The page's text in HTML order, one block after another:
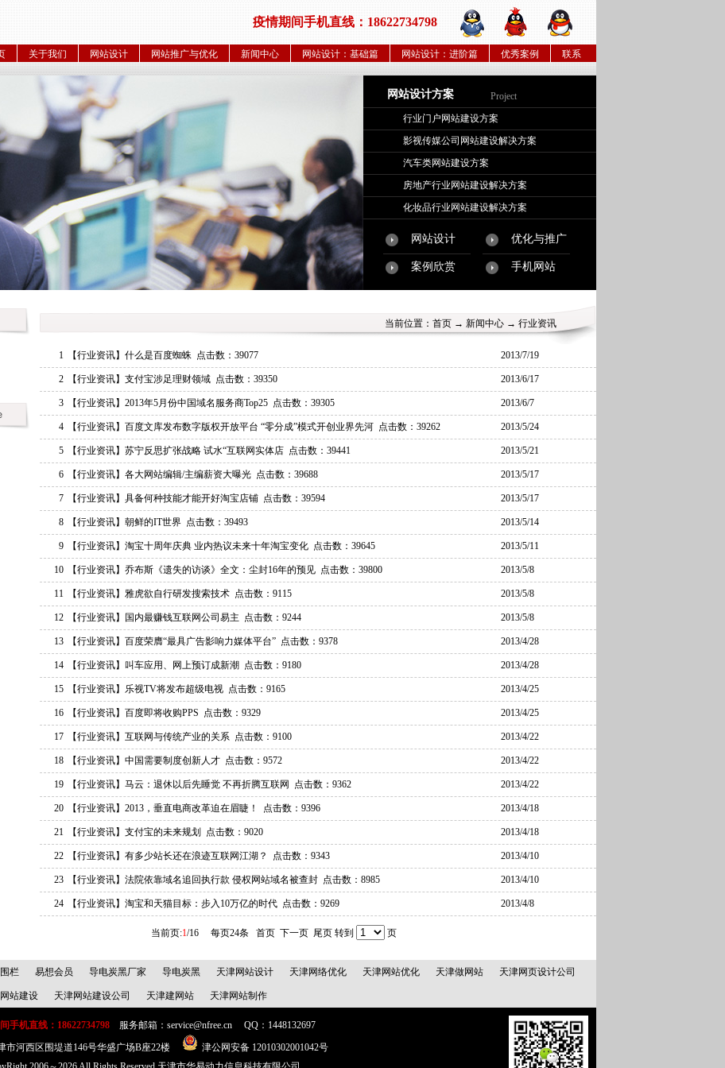
疫情期间手机直线：18622734798
关于我们 网站设计 网站推广与优化 新闻中心 网站设计：基础篇 网站设计：进阶篇 优秀案例 联系
网站设计方案
Project
行业门户网站建设方案
影视传媒公司网站建设解决方案
汽车类网站建设方案
房地产行业网站建设解决方案
化妆品行业网站建设解决方案
网站设计 优化与推广
案例欣赏 手机网站
当前位置： 首页 → 新闻中心 → 行业资讯
【行业资讯】 什么是百度蜘蛛 点击数：39077
1 2013/7/19
【行业资讯】 支付宝涉足理财领域 点击数：39350
2 2013/6/17
【行业资讯】 2013年5月份中国域名服务商Top25 点击数：39305
3 2013/6/7
【行业资讯】 百度文库发布数字版权开放平台 “零分成”模式开创业界先河 点击数：39262
4 2013/5/24
【行业资讯】 苏宁反思扩张战略 试水“互联网实体店 点击数：39441
5 2013/5/21
【行业资讯】 各大网站编辑/主编薪资大曝光 点击数：39688
6 2013/5/17
【行业资讯】 具备何种技能才能开好淘宝店铺 点击数：39594
7 2013/5/17
【行业资讯】 朝鲜的IT世界 点击数：39493
8 2013/5/14
【行业资讯】 淘宝十周年庆典 业内热议未来十年淘宝变化 点击数：39645
9 2013/5/11
【行业资讯】 乔布斯《遗失的访谈》全文：尘封16年的预见 点击数：39800
10 2013/5/8
【行业资讯】 雅虎欲自行研发搜索技术 点击数：9115
11 2013/5/8
【行业资讯】 国内最赚钱互联网公司易主 点击数：9244
12 2013/5/8
【行业资讯】 百度荣膺“最具广告影响力媒体平台” 点击数：9378
13 2013/4/28
【行业资讯】 叫车应用、网上预订成新潮 点击数：9180
14 2013/4/28
【行业资讯】 乐视TV将发布超级电视 点击数：9165
15 2013/4/25
【行业资讯】 百度即将收购PPS 点击数：9329
16 2013/4/25
【行业资讯】 互联网与传统产业的关系 点击数：9100
17 2013/4/22
【行业资讯】 中国需要制度创新人才 点击数：9572
18 2013/4/22
【行业资讯】 马云：退休以后先睡觉 不再折腾互联网 点击数：9362
19 2013/4/22
【行业资讯】 2013，垂直电商改革迫在眉睫！ 点击数：9396
20 2013/4/18
【行业资讯】 支付宝的未来规划 点击数：9020
21 2013/4/18
【行业资讯】 有多少站长还在浪迹互联网江湖？ 点击数：9343
22 2013/4/10
【行业资讯】 法院依靠域名追回执行款 侵权网站域名被查封 点击数：8985
23 2013/4/10
【行业资讯】 淘宝和天猫目标：步入10万亿的时代 点击数：9269
24 2013/4/8
当前页:1/16 每页24条 首页 下一页 尾页转到 页
栏 易想会员 导电炭黑厂家 导电炭黑 天津网站设计 天津网络优化 天津网站优化 天津做网站 天津网页设计公司
站建设 天津网站建设公司 天津建网站 天津网站制作
手机直线：18622734798服务邮箱：service@nfree.cn
QQ：1448132697
市河西区围堤道146号华盛广场B座22楼
津公网安备 12010302001042号